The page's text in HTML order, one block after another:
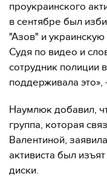
проукраинского
в сентябре был
"Азов" и
Судя по видео и
сотрудник полиции
поддерживала это»,
Наумлюк добавил,
группа, которая
Валентиной,
активиста был
диски.